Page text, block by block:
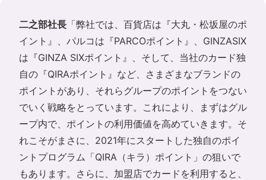
二之部社長 「弊社では、百貨店は『大丸・松坂屋のポ
イント』、パルコは『PARCOポイント』、GINZASIX
は『GINZA SIXポイント』、そして、当社のカード独
自の『QIRAポイント』など、さまざまなブランドの
ポイントがあり、それらグループのポイントをつない
でいく戦略をとっています。これにより、まずはグル
ープ内で、ポイントの利用価値を高めていきます。そ
れこそがまさに、2021年にスタートした独自のポイ
ントプログラム「QIRA（キラ）ポイント」の狙いで
もあります。さらに、加盟店でカードを利用すると、